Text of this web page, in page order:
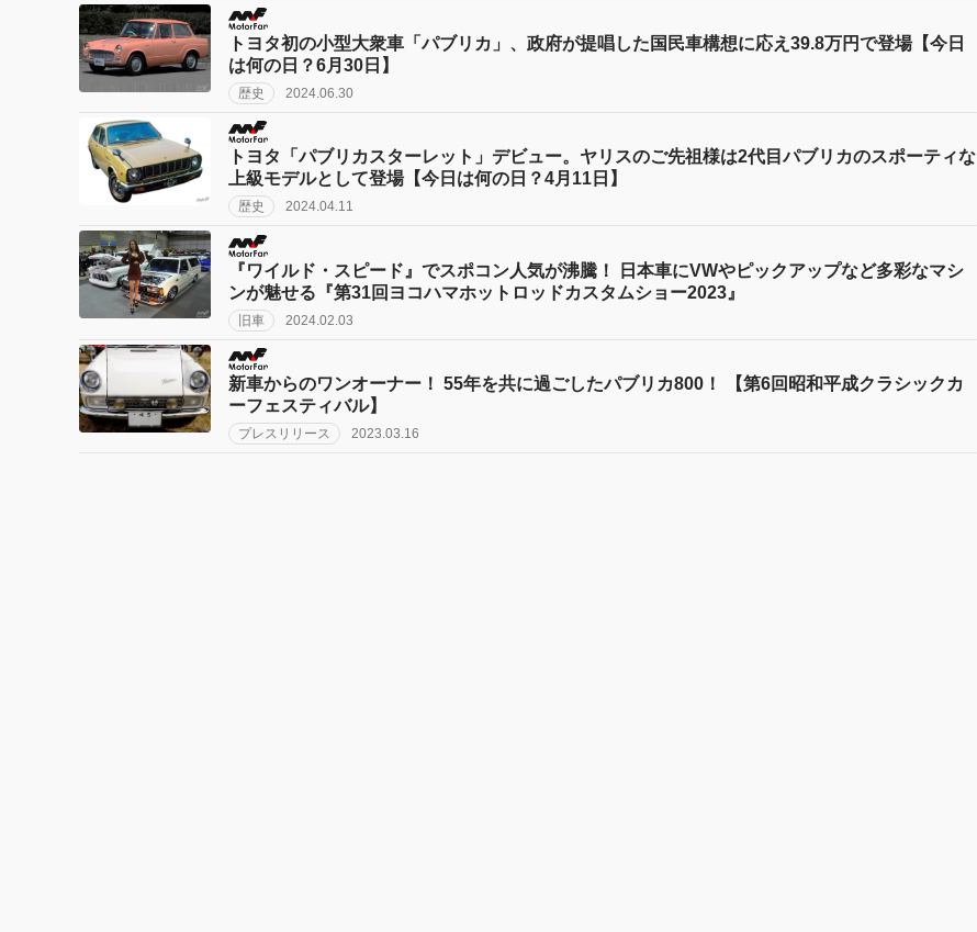
トヨタ初の小型大衆車「パブリカ」、政府が提唱した国民車構想に応え39.8万円で登場【今日
は何の日？6月30日】
歴史 2024.06.30
トヨタ「パブリカスターレット」デビュー。ヤリスのご先祖様は2代目パブリカのスポーティな
上級モデルとして登場【今日は何の日？4月11日】
歴史 2024.04.11
『ワイルド・スピード』でスポコン人気が沸騰！ 日本車にVWやピックアップなど多彩なマシ
ンが魅せる『第31回ヨコハマホットロッドカスタムショー2023』
旧車 2024.02.03
新車からのワンオーナー！ 55年を共に過ごしたパブリカ800！ 【第6回昭和平成クラシックカ
ーフェスティバル】
プレスリリース 2023.03.16